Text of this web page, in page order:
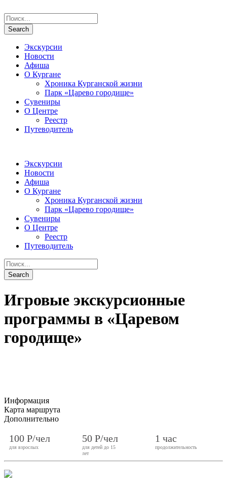
Экскурсии
Новости
Афиша
О Кургане
Хроника Курганской жизни
Парк «Царево городище»
Сувениры
О Центре
Реестр
Путеводитель
Экскурсии
Новости
Афиша
О Кургане
Хроника Курганской жизни
Парк «Царево городище»
Сувениры
О Центре
Реестр
Путеводитель
Игровые экскурсионные
программы в «Царевом
городище»
Информация
Карта маршрута
Дополнительно
100 Р/чел
для взрослых
50 Р/чел
для детей до 15
лет
1 час
продолжительность